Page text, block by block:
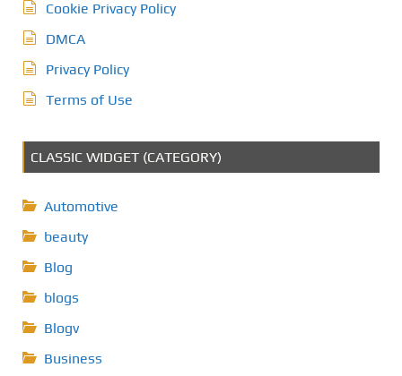
Cookie Privacy Policy
DMCA
Privacy Policy
Terms of Use
CLASSIC WIDGET (CATEGORY)
Automotive
beauty
Blog
blogs
Blogv
Business